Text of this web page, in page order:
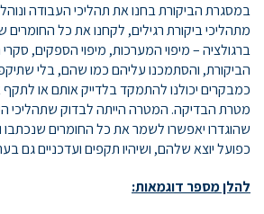
במסגרת הביקורת בחנו את תהליכי העבודה
מתהליכי ביקורת רגילים, לקחנו את כל
ברגולציה – מיפוי המערכות, מיפוי הספקים,
הביקורת, והסתמכנו עליהם כמו שהם, בלי
כמבקרים יכולנו להתמקד בלדייק אותם או לתקף
מטרת הבדיקה. המטרה הייתה לבדוק שתהליכי
שהוגדרו יאפשרו לשמר את כל החומרים שנכתבו
כפועל יוצא שלהם, ושיהיו תקפים ועדכניים גם
להלן מספר דוגמאות: